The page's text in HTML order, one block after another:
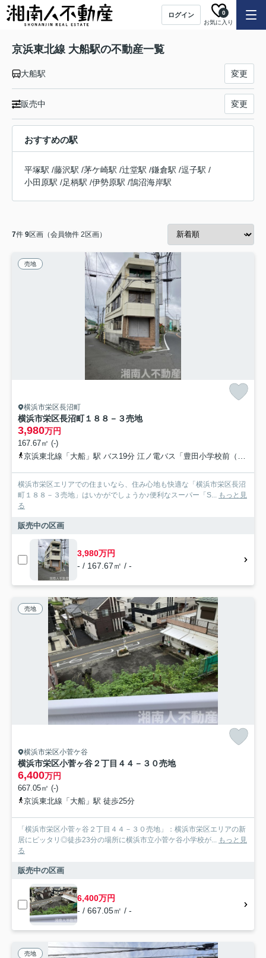
ログイン
お気に入り
0
京浜東北線 大船駅の不動産一覧
大船駅 変更
販売中 変更
おすすめの駅
平塚駅 /藤沢駅 /茅ケ崎駅 /辻堂駅 /鎌倉駅 /逗子駅 /
小田原駅 /足柄駅 /伊勢原駅 /鵠沼海岸駅
7件 9区画（会員物件 2区画）
売地
横浜市栄区長沼町
横浜市栄区長沼町１８８－３売地
3,980万円
167.67㎡ (-)
京浜東北線「大船」駅 バス19分 江ノ電バス「豊田小学校前（神奈川県）」 停歩1分
横浜市栄区エリアでの住まいなら、住み心地も快適な「横浜市栄区長沼
町１８８－３売地」はいかがでしょうか♪便利なスーパー「S... もっと見
る
販売中の区画
3,980万円
- / 167.67㎡ / -
売地
横浜市栄区小菅ケ谷
横浜市栄区小菅ヶ谷２丁目４４－３０売地
6,400万円
667.05㎡ (-)
京浜東北線「大船」駅 徒歩25分
「横浜市栄区小菅ヶ谷２丁目４４－３０売地」：横浜市栄区エリアの新
居にピッタリ◎徒歩23分の場所に横浜市立小菅ケ谷小学校が... もっと見
る
販売中の区画
6,400万円
- / 667.05㎡ / -
売地